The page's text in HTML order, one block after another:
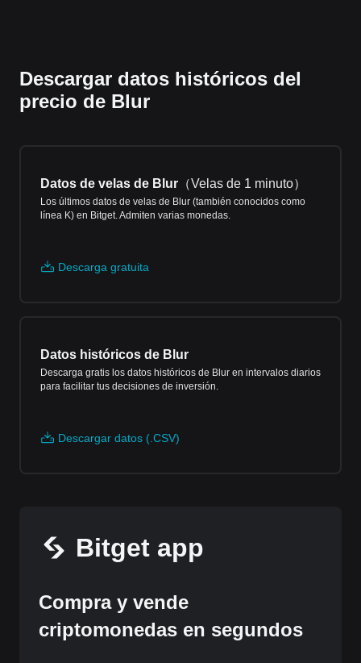
Descargar datos históricos del
precio de Blur
Datos de velas de Blur （Velas de 1 minuto）
Los últimos datos de velas de Blur (también conocidos como
línea K) en Bitget. Admiten varias monedas.
Descarga gratuita
Datos históricos de Blur
Descarga gratis los datos históricos de Blur en intervalos diarios
para facilitar tus decisiones de inversión.
Descargar datos (.CSV)
Bitget app
Compra y vende
criptomonedas en segundos